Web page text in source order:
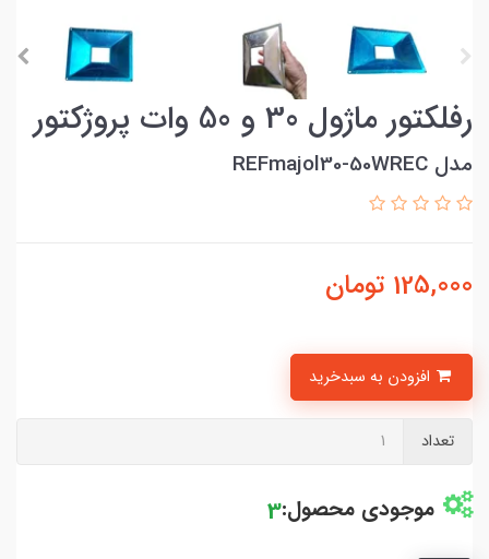
رفلکتور ماژول 30 و 50 وات پروژکتور
مدل REFmajol30-50WREC
125,000 تومان
تعداد
موجودی محصول:3